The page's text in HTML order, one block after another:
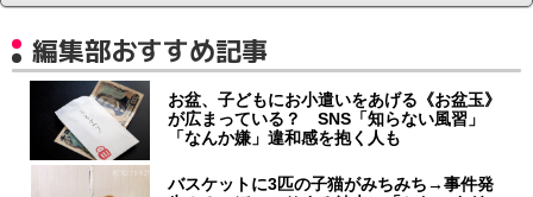
編集部おすすめ記事
お盆、子どもにお小遣いをあげる《お盆玉》
が広まっている？ SNS「知らない風習」
「なんか嫌」違和感を抱く人も
バスケットに3匹の子猫がみちみち→事件発